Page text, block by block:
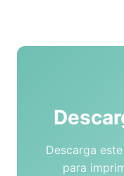
Descarga
para